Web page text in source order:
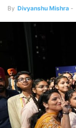
By Divyanshu Mishra -